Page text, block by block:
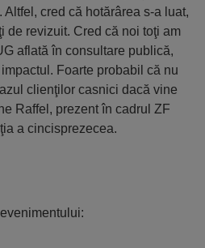
cred că hotărârea s-a luat,
de revizuit. Cred că noi toţi am
aflată în consultare publică,
Foarte probabil că nu
clienţilor casnici dacă vine
Raffel, prezent în cadrul ZF
a cincisprezecea.